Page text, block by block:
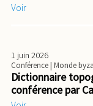
Voir
1 juin 2026
Conférence| Monde
Dictionnaire
conférence par